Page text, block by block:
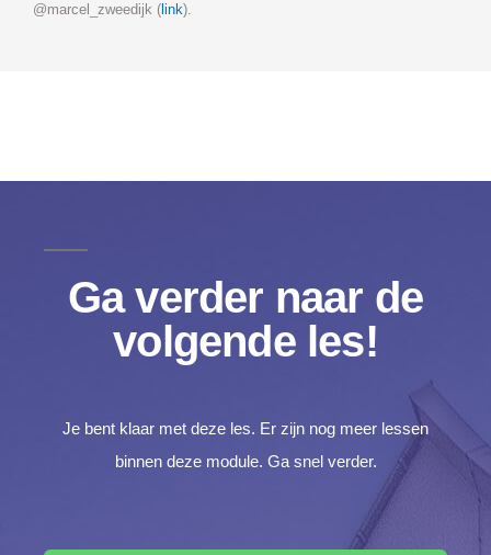
@marcel_zweedijk ( link).
Ga verder naar de
volgende les!
Je bent klaar met deze les. Er zijn nog meer lessen
binnen deze module. Ga snel verder.